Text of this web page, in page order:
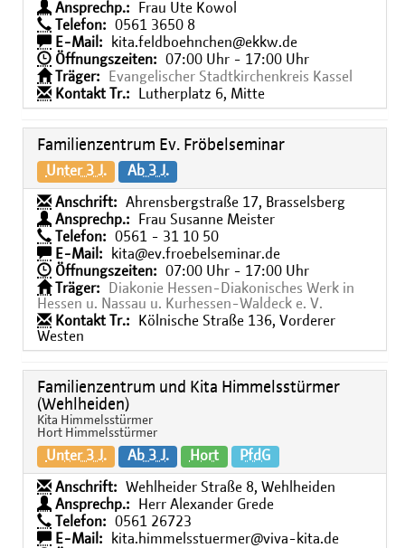
Ansprechp.:
Frau Ute Kowol
Telefon:
0561 3650 8
E-Mail:
kita.feldboehnchen@ekkw.de
Öffnungszeiten:
07:00 Uhr - 17:00 Uhr
Träger:
Evangelischer Stadtkirchenkreis Kassel
Kontakt Tr.:
Lutherplatz 6, Mitte
Familienzentrum Ev. Fröbelseminar
Unter 3 J. Ab 3 J.
Anschrift:
Ahrensbergstraße 17, Brasselsberg
Ansprechp.:
Frau Susanne Meister
Telefon:
0561 - 31 10 50
E-Mail:
kita@ev.froebelseminar.de
Öffnungszeiten:
07:00 Uhr - 17:00 Uhr
Träger:
Diakonie Hessen-Diakonisches Werk in
Hessen u. Nassau u. Kurhessen-Waldeck e. V.
Kontakt Tr.:
Kölnische Straße 136, Vorderer
Westen
Familienzentrum und Kita Himmelsstürmer
(Wehlheiden)
Kita Himmelsstürmer
Hort Himmelsstürmer
Unter 3 J. Ab 3 J. Hort PfdG
Anschrift:
Wehlheider Straße 8, Wehlheiden
Ansprechp.:
Herr Alexander Grede
Telefon:
0561 26723
E-Mail:
kita.himmelsstuermer@viva-kita.de